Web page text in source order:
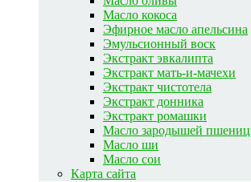
Масло кокоса
Эфирное масло апельсина
Эмульсионный воск
Экстракт эвкалипта
Экстракт мать-и-мачехи
Экстракт чистотела
Экстракт донника
Экстракт ромашки
Масло зародышей
Масло ши
Масло сои
Карта сайта